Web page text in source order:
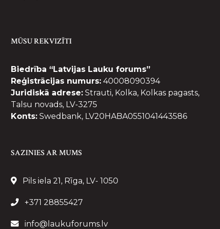
MŪSU REKVIZĪTI
Biedrība “Latvijas Lauku forums”
Reģistrācijas numurs: 40008090394
Juridiskā adrese: Strauti, Kolka, Kolkas pagasts,
Talsu novads, LV-3275
Konts: Swedbank, LV20HABA0551041443586
SAZINIES AR MUMS
Pils iela 21, Rīga, LV- 1050
+371 28855427
info@laukuforums.lv